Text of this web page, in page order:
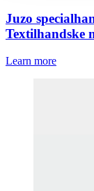
Juzo
Textilhandske
Learn more